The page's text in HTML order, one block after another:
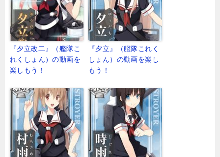
『夕立改二』（艦隊こ
れくしょん）の動画を
楽しもう！
『夕立』（艦隊これく
しょん）の動画を楽し
もう！